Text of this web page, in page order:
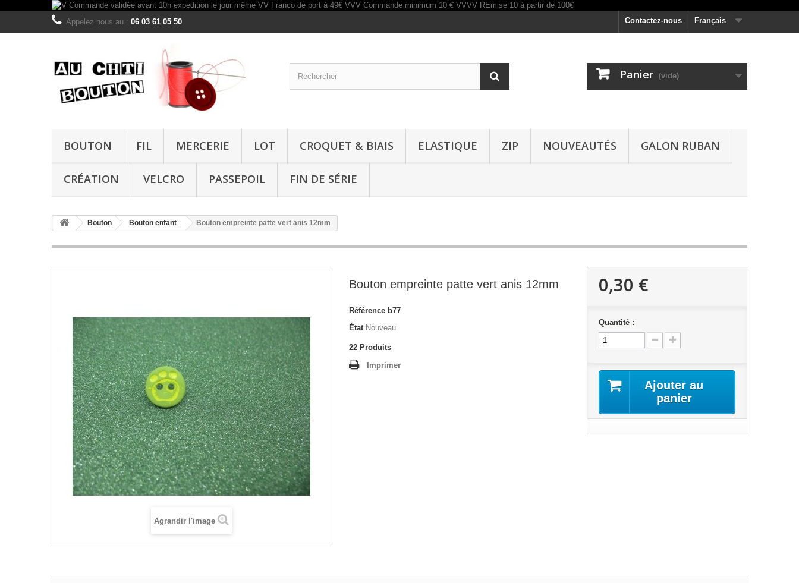
Français
Contactez-nous
Appelez nous au : 06 03 61 05 50
Panier (vide)
BOUTON FIL MERCERIE LOT CROQUET & BIAIS ELASTIQUE ZIP NOUVEAUTÉS GALON RUBAN
CRÉATION VELCRO PASSEPOIL FIN DE SÉRIE
Bouton Bouton enfant Bouton empreinte patte vert anis 12mm
Agrandir l'image
Bouton empreinte patte vert anis 12mm
Référence b77
État Nouveau
22 Produits
Imprimer
0,30 €
Quantité :
Ajouter au
panier